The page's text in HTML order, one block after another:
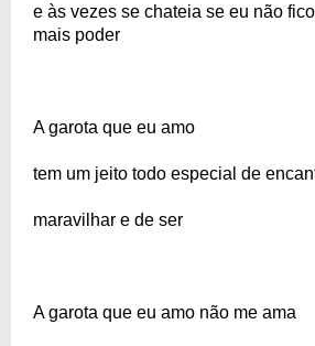
e às vezes se chateia se eu não
mais poder
A garota que eu amo
tem um jeito todo especial de
maravilhar e de ser
A garota que eu amo não me ama